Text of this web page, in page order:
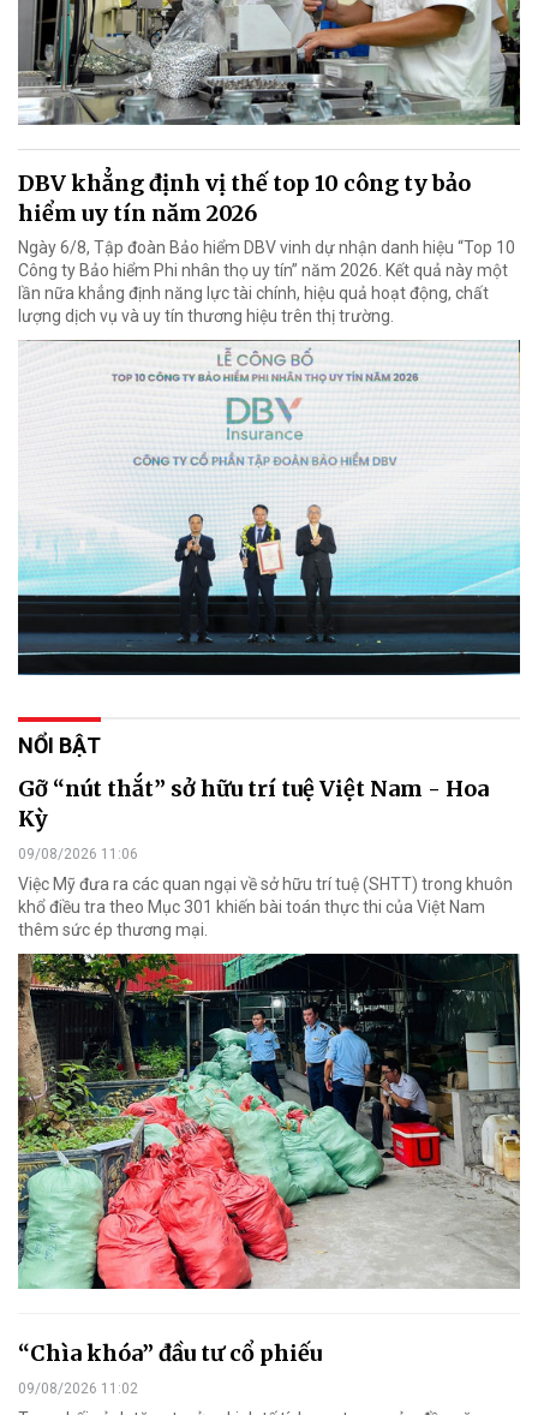
DBV khẳng định vị thế top 10 công ty bảo
hiểm uy tín năm 2026
Ngày 6/8, Tập đoàn Bảo hiểm DBV vinh dự nhận danh hiệu “Top 10
Công ty Bảo hiểm Phi nhân thọ uy tín” năm 2026. Kết quả này một
lần nữa khẳng định năng lực tài chính, hiệu quả hoạt động, chất
lượng dịch vụ và uy tín thương hiệu trên thị trường.
NỔI BẬT
Gỡ “nút thắt” sở hữu trí tuệ Việt Nam - Hoa
Kỳ
09/08/2026 11:06
Việc Mỹ đưa ra các quan ngại về sở hữu trí tuệ (SHTT) trong khuôn
khổ điều tra theo Mục 301 khiến bài toán thực thi của Việt Nam
thêm sức ép thương mại.
“Chìa khóa” đầu tư cổ phiếu
09/08/2026 11:02